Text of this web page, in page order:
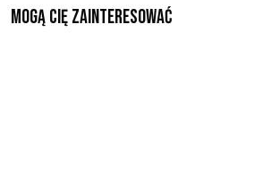
Mogą Cię zainteresować